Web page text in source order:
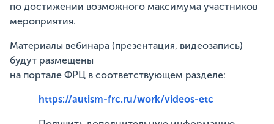
по достижении возможного максимума участников
мероприятия.
Материалы вебинара (презентация, видеозапись)
будут размещены
на портале ФРЦ в соответствующем разделе:
https://autism-frc.ru/work/videos-etc